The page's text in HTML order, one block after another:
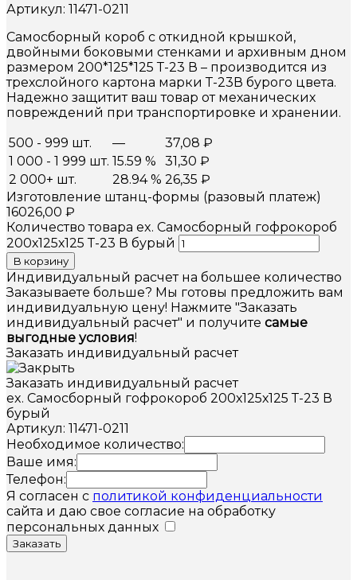
Артикул: 11471-0211
Самосборный короб с откидной крышкой,
двойными боковыми стенками и архивным дном
размером 200*125*125 Т-23 В – производится из
трехслойного картона марки Т-23В бурого цвета.
Надежно защитит ваш товар от механических
повреждений при транспортировке и хранении.
500 - 999 шт.
— 37,08 ₽
1 000 - 1 999 шт. 15.59 % 31,30 ₽
2 000+ шт.
28.94 % 26,35 ₽
Изготовление штанц-формы (разовый платеж)
16026,00 ₽
Количество товара ex. Самосборный гофрокороб
200х125х125 Т-23 В бурый
В корзину
Индивидуальный расчет на большее количество
Заказываете больше? Мы готовы предложить вам
индивидуальную цену! Нажмите "Заказать
индивидуальный расчет" и получите самые
выгодные условия!
Заказать индивидуальный расчет
Заказать индивидуальный расчет
ex. Самосборный гофрокороб 200х125х125 Т-23 В
бурый
Артикул: 11471-0211
Необходимое количество:
Ваше имя:
Телефон:
Я согласен с политикой конфиденциальности
сайта и даю свое согласие на обработку
персональных данных
Заказать